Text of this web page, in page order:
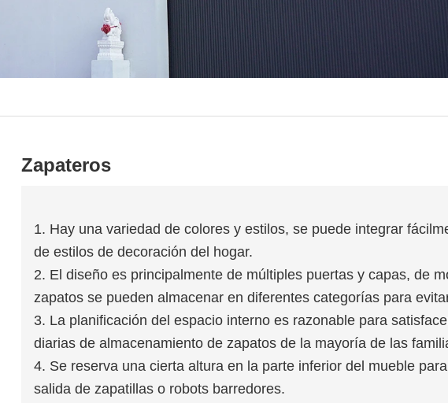
Zapateros
1. Hay una variedad de colores y estilos, se puede integrar
de estilos de decoración del hogar.
2. El diseño es principalmente de múltiples puertas y capas, de
zapatos se pueden almacenar en diferentes categorías para
3. La planificación del espacio interno es razonable para
diarias de almacenamiento de zapatos de la mayoría de las
4. Se reserva una cierta altura en la parte inferior del mueble
salida de zapatillas o robots barredores.